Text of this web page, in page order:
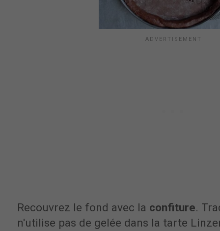
Recouvrez le fond avec la confiture.
n'utilise pas de gelée dans la tarte